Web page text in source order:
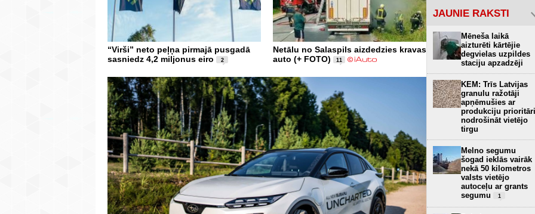
“Virši” neto peļņa pirmajā pusgadā
sasniedz 4,2 miljonus eiro
2
Netālu no Salaspils aizdedzies kravas
auto (+ FOTO)
11
JAUNIE RAKSTI
Mēneša laikā
aizturēti kārtējie
degvielas uzpildes
staciju apzadzēji
KEM: Trīs Latvijas
granulu ražotāji
apņēmušies ar
produkciju prioritāri
nodrošināt vietējo
tirgu
Melno segumu
šogad ieklās vairāk
nekā 50 kilometros
valsts vietējo
autoceļu ar grants
segumu
1